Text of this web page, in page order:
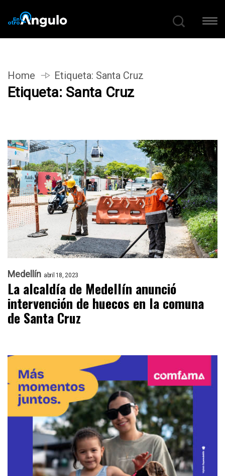
Home Etiqueta: Santa Cruz
Etiqueta: Santa Cruz
Medellín abril 18, 2023
La alcaldía de Medellín anunció
intervención de huecos en la comuna
de Santa Cruz